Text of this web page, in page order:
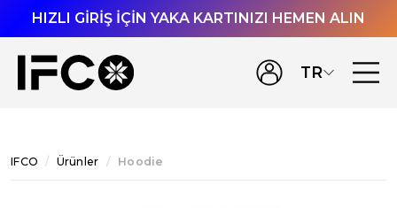
HIZLI GİRİŞ İÇİN YAKA KARTINIZI HEMEN ALIN
TR
IFCO Ürünler Hoodie